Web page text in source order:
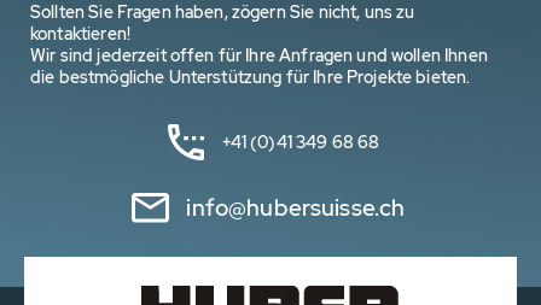
Sollten Sie Fragen haben, zögern Sie nicht, uns zu
kontaktieren!
Wir sind jederzeit offen für Ihre Anfragen und wollen Ihnen
die bestmögliche Unterstützung für Ihre Projekte bieten.
+41 (0)41 349 68 68
info@hubersuisse.ch